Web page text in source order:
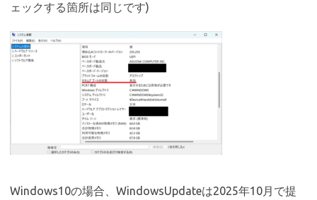
ェックする箇所は同じです)
Windows10の場合、WindowsUpdateは2025年10月で提